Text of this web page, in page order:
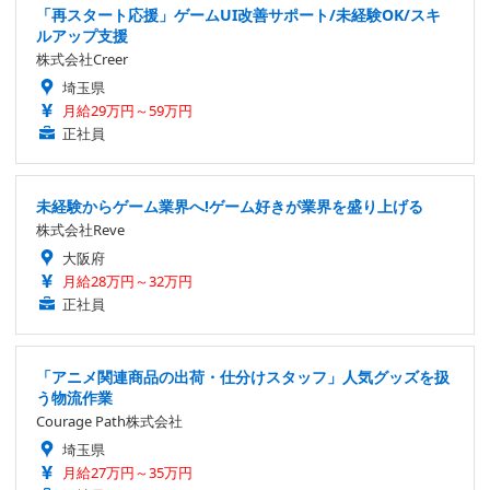
「再スタート応援」ゲームUI改善サポート/未経験OK/スキ
ルアップ支援
株式会社Creer
埼玉県
月給29万円～59万円
正社員
未経験からゲーム業界へ!ゲーム好きが業界を盛り上げる
株式会社Reve
大阪府
月給28万円～32万円
正社員
「アニメ関連商品の出荷・仕分けスタッフ」人気グッズを扱
う物流作業
Courage Path株式会社
埼玉県
月給27万円～35万円